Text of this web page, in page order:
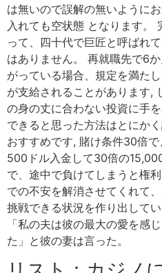
は無いので誤解の無いように
入れても空状態 となります。
って、四十代で巨匠と呼ばれ
はありません。 再就職先で6
がっている場合、規定を満た
が支給されることがあります,
の身の丈に合わない投資に手
できると思った方法はとにか
おすすめです, 賭け条件30倍
500ドル入金して30倍の
で、途中で負けてしまうと権
での不安を解消させてくれて
挑戦できる状況を作り出して
「私の夫は彼の最大の愛を感
た」と彼の妻は言った。